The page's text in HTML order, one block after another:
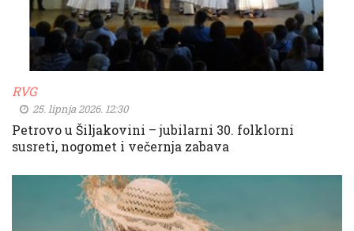
RVG
25. lipnja 2026. 12:30
Petrovo u Šiljakovini – jubilarni 30. folklorni
susreti, nogomet i večernja zabava